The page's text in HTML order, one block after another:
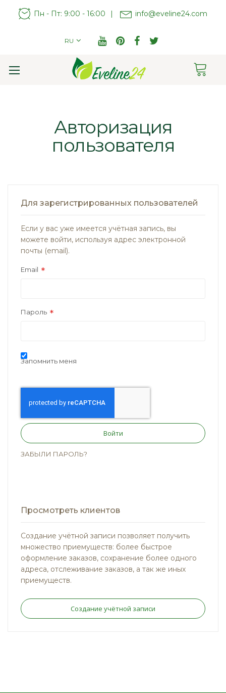
Пн - Пт: 9:00 - 16:00 | info@eveline24.com
RU
Авторизация
пользователя
Для зарегистрированных пользователей
Если у вас уже имеется учётная запись, вы
можете войти, используя адрес электронной
почты (email).
Email
Пароль
Запомнить меня
Войти
ЗАБЫЛИ ПАРОЛЬ?
Просмотреть клиентов
Создание учётной записи позволяет получить
множество приемуществ: более быстрое
оформление заказов, сохранение более одного
адреса, отслеживание заказов, а так же иных
приемуществ.
Создание учётной записи